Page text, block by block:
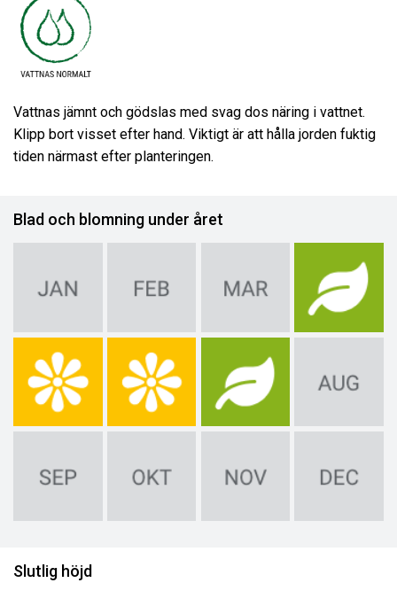
Vattnas jämnt och gödslas med svag dos näring i vattnet.
Klipp bort visset efter hand. Viktigt är att hålla jorden fuktig
tiden närmast efter planteringen.
Blad och blomning under året
Slutlig höjd